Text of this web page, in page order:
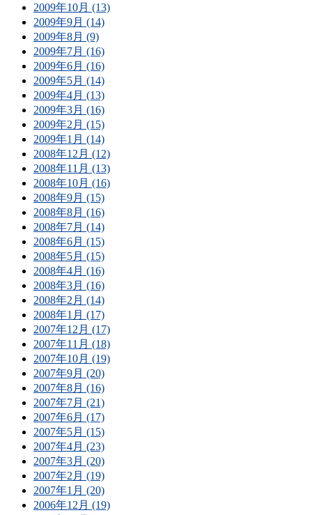
2009年10月 (13)
2009年9月 (14)
2009年8月 (9)
2009年7月 (16)
2009年6月 (16)
2009年5月 (14)
2009年4月 (13)
2009年3月 (16)
2009年2月 (15)
2009年1月 (14)
2008年12月 (12)
2008年11月 (13)
2008年10月 (16)
2008年9月 (15)
2008年8月 (16)
2008年7月 (14)
2008年6月 (15)
2008年5月 (15)
2008年4月 (16)
2008年3月 (16)
2008年2月 (14)
2008年1月 (17)
2007年12月 (17)
2007年11月 (18)
2007年10月 (19)
2007年9月 (20)
2007年8月 (16)
2007年7月 (21)
2007年6月 (17)
2007年5月 (15)
2007年4月 (23)
2007年3月 (20)
2007年2月 (19)
2007年1月 (20)
2006年12月 (19)